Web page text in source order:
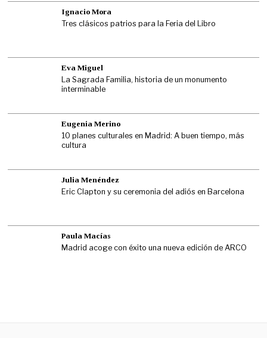
Ignacio Mora
Tres clásicos patrios para la Feria del Libro
Eva Miguel
La Sagrada Familia, historia de un monumento
interminable
Eugenia Merino
10 planes culturales en Madrid: A buen tiempo, más
cultura
Julia Menéndez
Eric Clapton y su ceremonia del adiós en Barcelona
Paula Macías
Madrid acoge con éxito una nueva edición de ARCO